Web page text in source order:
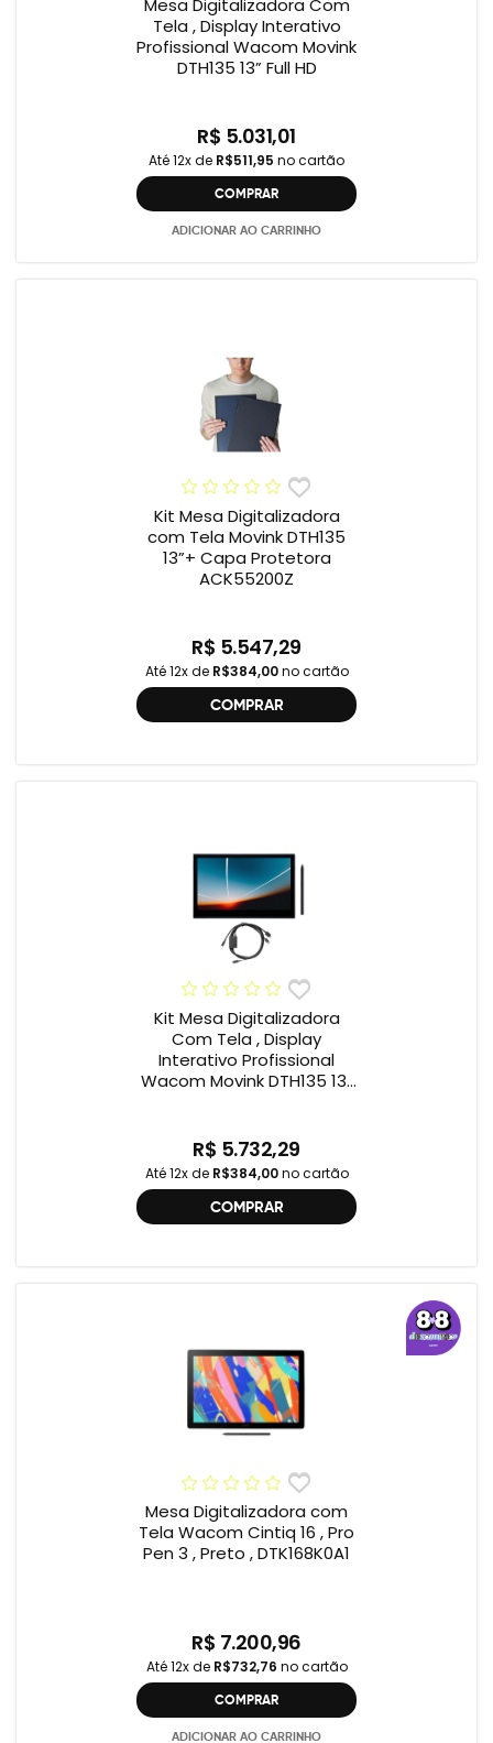
Mesa Digitalizadora Com
Tela , Display Interativo
Profissional Wacom Movink
DTH135 13” Full HD
R$ 5.031,01
Até 12x de R$511,95 no cartão
COMPRAR
ADICIONAR AO CARRINHO
Kit Mesa Digitalizadora
com Tela Movink DTH135
13”+ Capa Protetora
ACK55200Z
R$ 5.547,29
Até 12x de R$384,00no cartão
COMPRAR
Kit Mesa Digitalizadora
Com Tela , Display
Interativo Profissional
Wacom Movink DTH135 13”
R$ 5.732,29
Até 12x de R$384,00no cartão
COMPRAR
Mesa Digitalizadora com
Tela Wacom Cintiq 16 , Pro
Pen 3 , Preto , DTK168K0A1
R$ 7.200,96
Até 12x de R$732,76 no cartão
COMPRAR
ADICIONAR AO CARRINHO